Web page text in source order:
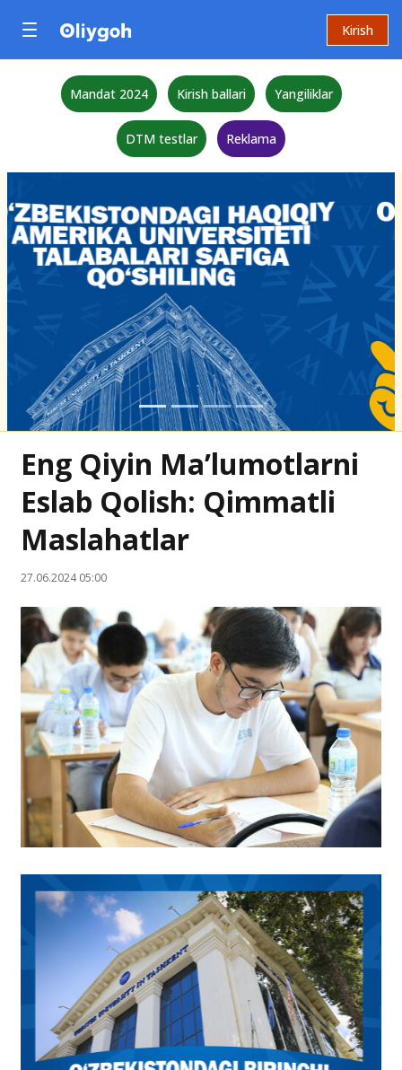
Kirish
Mandat 2024 Kirish ballari Yangiliklar
DTM testlar Reklama
Eng Qiyin Ma’lumotlarni
Eslab Qolish: Qimmatli
Maslahatlar
27.06.2024 05:00